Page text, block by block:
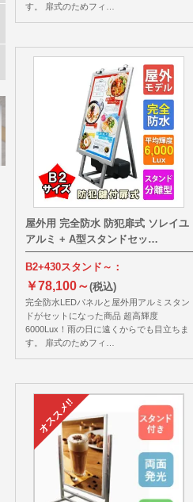
す。 扉式のためフィ…
屋外用 完全防水 防犯扉式 ソレイユ
アルミ + A型スタンドセッ…
B2+430スタンド～：
￥78,100～(税込)
完全防水LEDパネルと屋外用アルミスタン
ドがセットになった商品 超高輝度
6000Lux！雨の日に遠くからでも目立ちま
す。 扉式のためフィ…